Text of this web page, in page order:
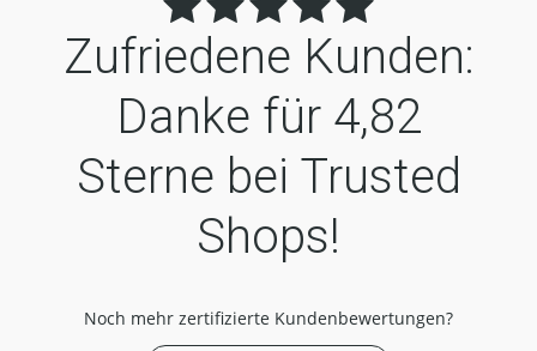
Zufriedene Kunden:
Danke für 4,82
Sterne bei Trusted
Shops!
Noch mehr zertifizierte Kundenbewertungen?